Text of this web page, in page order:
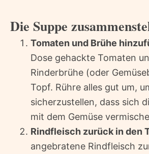
Die Suppe
Tomaten und Brühe
Dose gehackte Tomaten
Rinderbrühe (oder
Topf. Rühre alles gut um,
sicherzustellen, dass sich
mit dem Gemüse
Rindfleisch zurück in den
angebratene Rindfleisch